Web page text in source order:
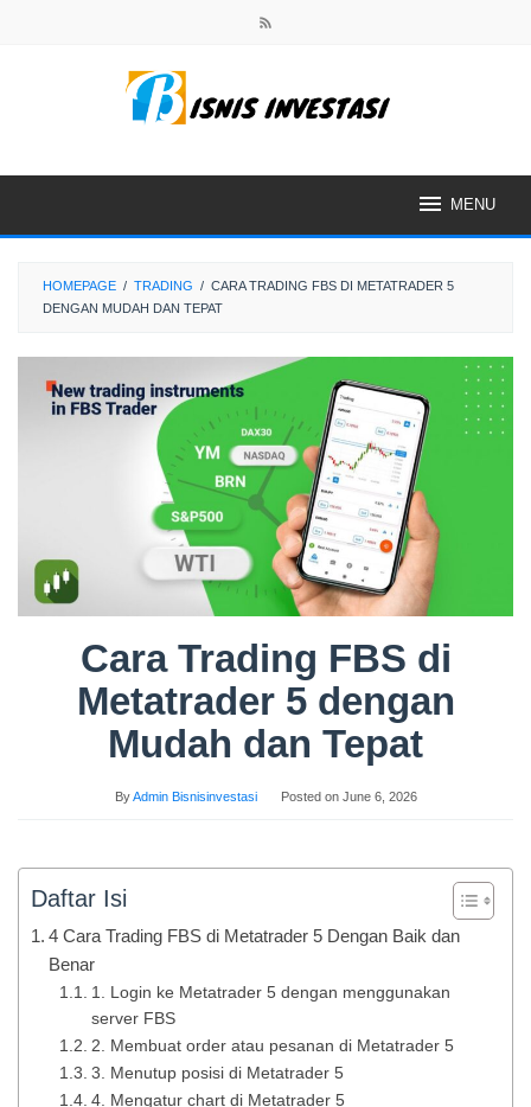
MENU
HOMEPAGE / TRADING / CARA TRADING FBS DI METATRADER 5
DENGAN MUDAH DAN TEPAT
Cara Trading FBS di
Metatrader 5 dengan
Mudah dan Tepat
ByAdmin Bisnisinvestasi Posted on June 6, 2026
Daftar Isi
4 Cara Trading FBS di Metatrader 5 Dengan Baik dan
Benar
1. Login ke Metatrader 5 dengan menggunakan
server FBS
2. Membuat order atau pesanan di Metatrader 5
3. Menutup posisi di Metatrader 5
4. Mengatur chart di Metatrader 5